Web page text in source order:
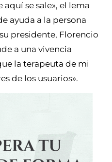
se sale», el lema
ayuda a la persona
presidente, Florencio
a una vivencia
la terapeuta de mi
de los usuarios».